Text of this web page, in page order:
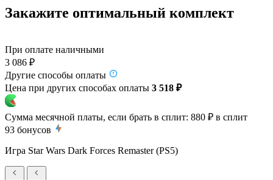
Закажите оптимальный комплект
При оплате наличными
3 086 ₽
Другие способы оплаты
Цена при других способах оплаты 3 518 ₽
Сумма месячной платы, если брать в сплит: 880 ₽ в сплит
93 бонусов
Игра Star Wars Dark Forces Remaster (PS5)